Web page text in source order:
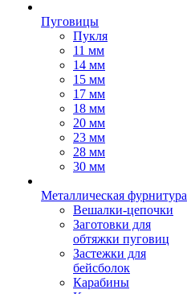
Пуговицы
Пукля
11 мм
14 мм
15 мм
17 мм
18 мм
20 мм
23 мм
28 мм
30 мм
Металлическая фурнитура
Вешалки-цепочки
Заготовки для
обтяжки пуговиц
Застежки для
бейсболок
Карабины